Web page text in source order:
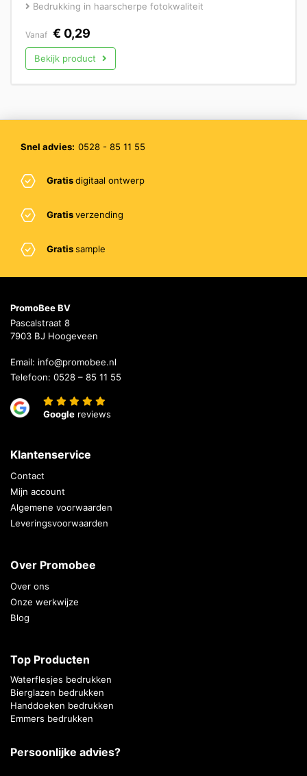
Bedrukking in haarscherpe fotokwaliteit
Vanaf € 0,29
Bekijk product
Snel advies: 0528 - 85 11 55
Gratisdigitaal ontwerp
Gratisverzending
Gratissample
PromoBee BV
Pascalstraat 8
7903 BJ Hoogeveen
Email: info@promobee.nl
Telefoon: 0528 – 85 11 55
Google reviews
Klantenservice
Contact
Mijn account
Algemene voorwaarden
Leveringsvoorwaarden
Over Promobee
Over ons
Onze werkwijze
Blog
Top Producten
Waterflesjes bedrukken
Bierglazen bedrukken
Handdoeken bedrukken
Emmers bedrukken
Persoonlijke advies?